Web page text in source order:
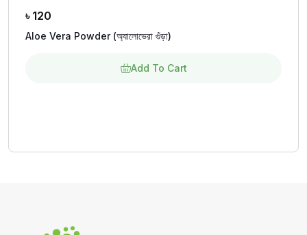
৳ 120
Aloe Vera Powder (অ্যালোভেরা গুঁড়া)
Add To Cart